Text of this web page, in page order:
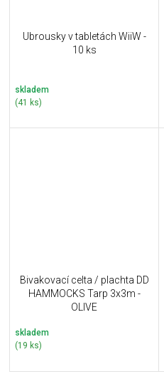
Ubrousky v tabletách WiiW -
10 ks
skladem
(41 ks)
Bivakovací celta / plachta DD
HAMMOCKS Tarp 3x3m -
OLIVE
skladem
(19 ks)